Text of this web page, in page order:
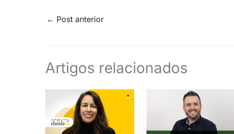
← Post anterior
Artigos relacionados